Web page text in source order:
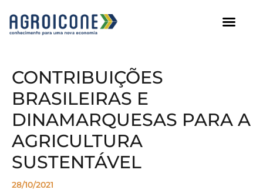
CONTRIBUIÇÕES
BRASILEIRAS E
DINAMARQUESAS PARA A
AGRICULTURA
SUSTENTÁVEL
28/10/2021